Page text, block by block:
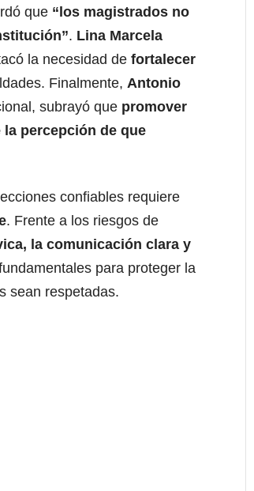
que “los magistrados no
. Lina Marcela
la necesidad de fortalecer
Finalmente, Antonio
subrayó que promover
percepción de que
confiables requiere
. Frente a los riesgos de
la comunicación clara y
para proteger la
sean respetadas.